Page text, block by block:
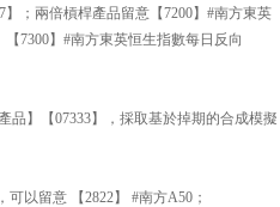
；兩倍槓桿產品留意【7200】#南方東英
7300】#南方東英恒生指數每日反向
品】【07333】，採取基於掉期的合成模擬
以留意 【2822】 #南方A50；